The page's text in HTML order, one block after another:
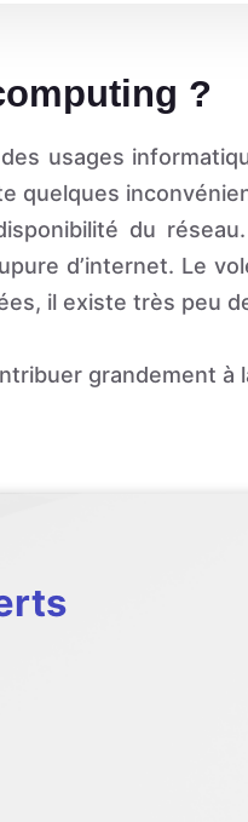
?
usages
quelques
du
d’internet. Le
il existe très peu
grandement à